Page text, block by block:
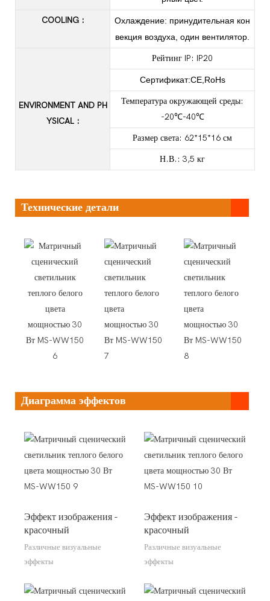
COOLING :
Охлаждение: принудительная кон
векция воздуха, один вентилятор.
ENVIRONMENT AND PH
YSICAL :
Рейтинг IP: IP20
Сертификат:CE,RoHs
Температура окружающей среды:
-20℃-40℃
Размер света: 62*15*16 см
Н.В.: 3,5 кг
Технические детали
Диаграмма эффектов
Эффект изображения -
красочный
Различные визуальные
эффекты
Эффект изображения -
красочный
Различные визуальные
эффекты